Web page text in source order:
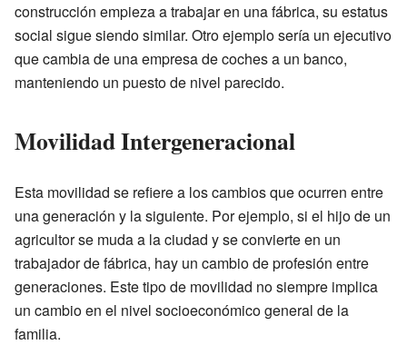
construcción empieza a trabajar en una fábrica, su estatus
social sigue siendo similar. Otro ejemplo sería un ejecutivo
que cambia de una empresa de coches a un banco,
manteniendo un puesto de nivel parecido.
Movilidad Intergeneracional
Esta movilidad se refiere a los cambios que ocurren entre
una generación y la siguiente. Por ejemplo, si el hijo de un
agricultor se muda a la ciudad y se convierte en un
trabajador de fábrica, hay un cambio de profesión entre
generaciones. Este tipo de movilidad no siempre implica
un cambio en el nivel socioeconómico general de la
familia.